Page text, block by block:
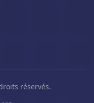
réservés.